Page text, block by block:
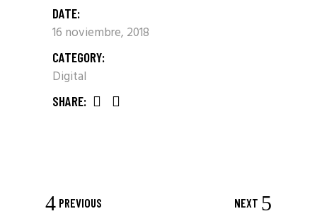
DATE:
16 noviembre, 2018
CATEGORY:
Digital
SHARE:
PREVIOUS NEXT